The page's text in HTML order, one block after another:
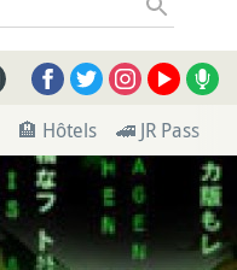
🏨 Hôtels 🚄 JR Pass